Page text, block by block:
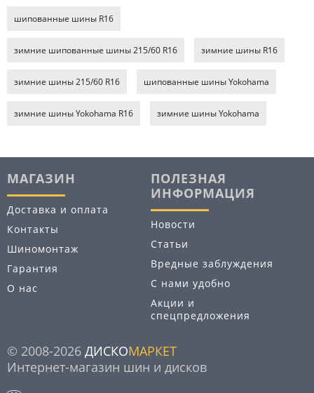
шипованные шины R16
зимние шипованные шины 215/60 R16 зимние шины R16
зимние шины 215/60 R16 шипованные шины Yokohama
зимние шины Yokohama R16 зимние шины Yokohama
МАГАЗИН
Доставка и оплата
Контакты
Шиномонтаж
Гарантия
О нас
ПОЛЕЗНАЯ
ИНФОРМАЦИЯ
Новости
Статьи
Вредные заблуждения
С нами удобно
Акции и
спецпредложения
© 2008-2026 ДИСКОМАРКЕТ
Интернет-магазин шин и дисков